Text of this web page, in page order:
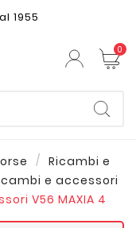
1955
0
Ricambi e
e accessori
V56 MAXIA 4